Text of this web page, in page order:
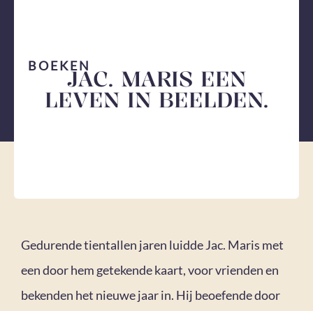
BOEKENJAC. MARIS EEN
LEVEN IN BEELDEN.
Gedurende tientallen jaren luidde Jac. Maris met
een door hem getekende kaart, voor vrienden en
bekenden het nieuwe jaar in. Hij beoefende door